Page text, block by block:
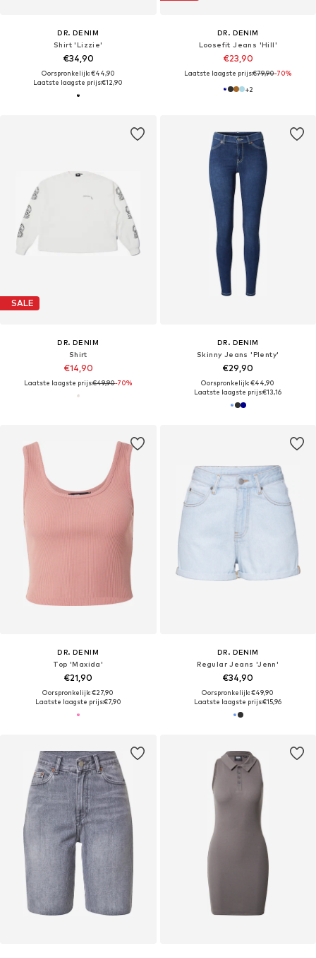
DR. DENIM
Shirt 'Lizzie'
€34,90
Oorspronkelijk: €44,90
Laatste laagste prijs:€12,90
DR. DENIM
Loosefit Jeans 'Hill'
€23,90
Laatste laagste prijs:€79,90-70%
+2
SALE
DR. DENIM
Shirt
€14,90
Laatste laagste prijs:€49,90-70%
DR. DENIM
Skinny Jeans 'Plenty'
€29,90
Oorspronkelijk: €44,90
Laatste laagste prijs:€13,16
DR. DENIM
Top 'Maxida'
€21,90
Oorspronkelijk: €27,90
Laatste laagste prijs:€7,90
DR. DENIM
Regular Jeans 'Jenn'
€34,90
Oorspronkelijk: €49,90
Laatste laagste prijs:€15,96